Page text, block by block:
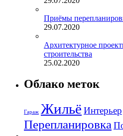
Приёмы
29.07.2020
Архитектурное
строительства
25.02.2020
Облако меток
Гараж Жильё Интерьер
Перепланировка